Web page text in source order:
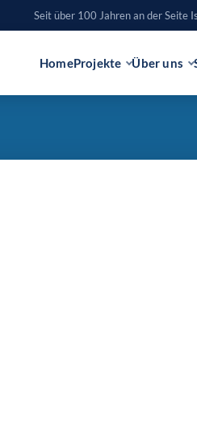
Seit über 100 Jahren an der Seite
HomeProjekte Über uns